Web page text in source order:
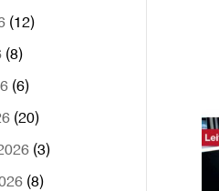
(12)
(8)
(6)
(20)
(3)
(8)